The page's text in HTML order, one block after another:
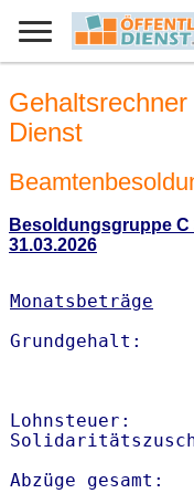
Dienst
Besoldungsgruppe C
31.03.2026
Monatsbeträge
Lohnsteuer:
Abzüge